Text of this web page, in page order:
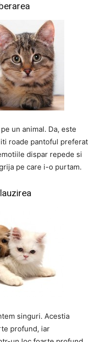
un animal. Da, este
roade pantoful preferat
dispar repede si
pe care i-o purtam.
singuri. Acestia
profund, iar